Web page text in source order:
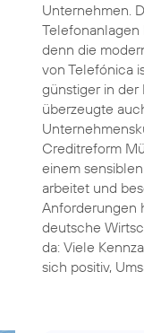
Unternehmen.
Telefonanlagen
denn die
von Telefónica
günstiger in der
überzeugte
Creditreform
einem
arbeitet und
Anforderungen
deutsche
da: Viele
sich positiv,